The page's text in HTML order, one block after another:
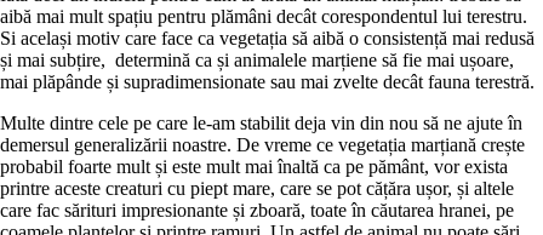
aibă mai mult spațiu pentru plămâni decât corespondentul lui terestru.
Si același motiv care face ca vegetația să aibă o consistență mai redusă
și mai subțire, determină ca și animalele marțiene să fie mai ușoare,
mai plăpânde și supradimensionate sau mai zvelte decât fauna terestră.
Multe dintre cele pe care le-am stabilit deja vin din nou să ne ajute în
demersul generalizării noastre. De vreme ce vegetația marțiană crește
probabil foarte mult și este mult mai înaltă ca pe pământ, vor exista
printre aceste creaturi cu piept mare, care se pot cățăra ușor, și altele
care fac sărituri impresionante și zboară, toate în căutarea hranei, pe